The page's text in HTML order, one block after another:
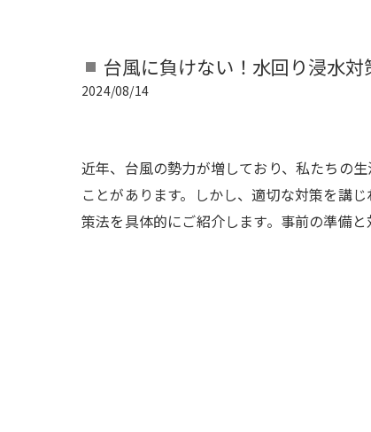
台風に負けない！水回り浸水対
2024/08/14
近年、台風の勢力が増しており、私たちの
ことがあります。しかし、適切な対策を講
策法を具体的にご紹介します。事前の準備